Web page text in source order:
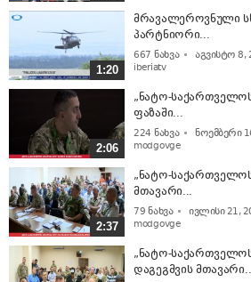
1:20
მრავალეროვნული
პარტნიორი...
667 ნახვა
აგვისტო 8,
iberiatv
2:06
„ნატო-
ფაზაში...
224 ნახვა
ნოემბერი
modgovge
2:37
„ნატო-საქართველოს
მთავარი...
79 ნახვა
ივლისი 21,
modgovge
„ნატო-საქართველოს
დაგეგმვის